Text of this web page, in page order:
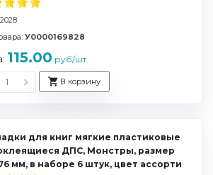
У0000169828
115.00 руб/шт
В корзину
для книг мягкие пластиковые
ДПС, Монстры, размер
мм, в наборе 6 штук, цвет ассорти